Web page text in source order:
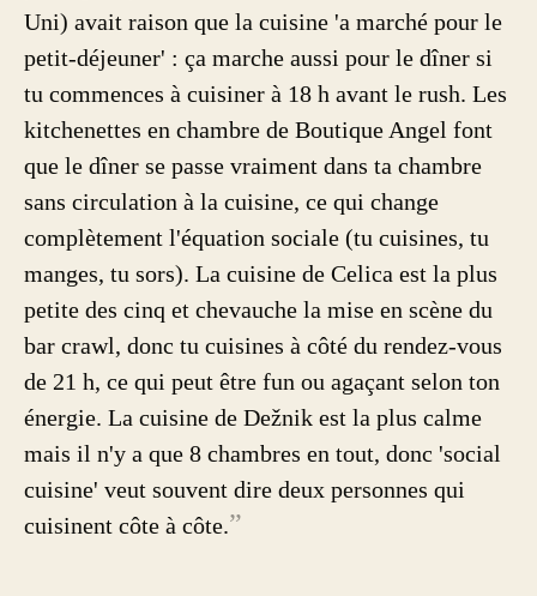
Uni) avait raison que la cuisine 'a marché pour le
petit-déjeuner' : ça marche aussi pour le dîner si
tu commences à cuisiner à 18 h avant le rush. Les
kitchenettes en chambre de Boutique Angel font
que le dîner se passe vraiment dans ta chambre
sans circulation à la cuisine, ce qui change
complètement l'équation sociale (tu cuisines, tu
manges, tu sors). La cuisine de Celica est la plus
petite des cinq et chevauche la mise en scène du
bar crawl, donc tu cuisines à côté du rendez-vous
de 21 h, ce qui peut être fun ou agaçant selon ton
énergie. La cuisine de Dežnik est la plus calme
mais il n'y a que 8 chambres en tout, donc 'social
cuisine' veut souvent dire deux personnes qui
cuisinent côte à côte.”